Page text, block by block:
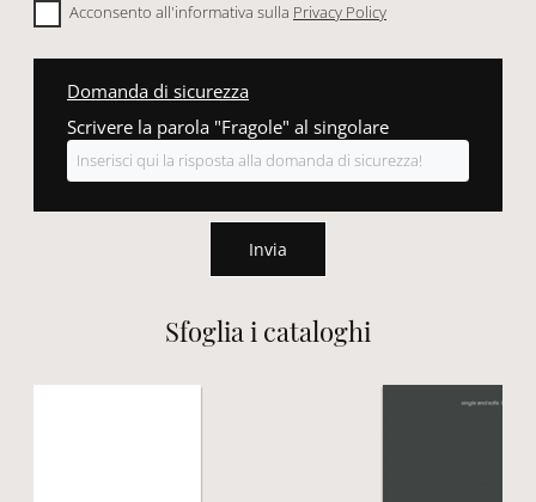
Sfoglia i cataloghi
Acconsento all'informativa sulla Privacy Policy
Domanda di sicurezza
Scrivere la parola "Fragole" al singolare
Invia